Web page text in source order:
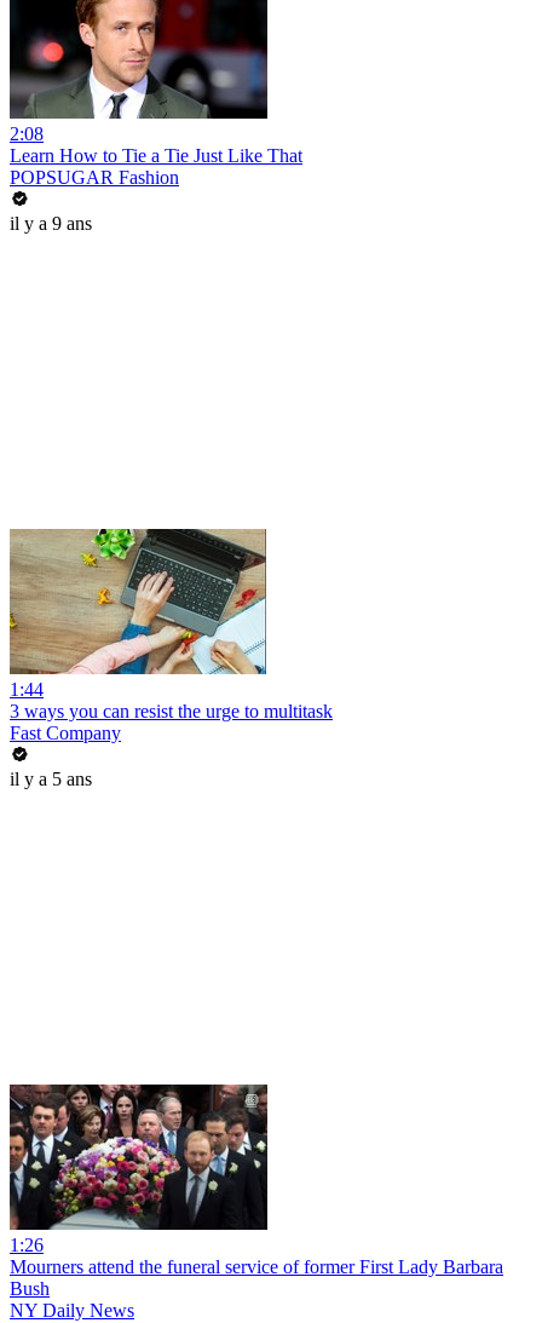
2:08
Learn How to Tie a Tie Just Like That
POPSUGAR Fashion
il y a 9 ans
1:44
3 ways you can resist the urge to multitask
Fast Company
il y a 5 ans
1:26
Mourners attend the funeral service of former First Lady Barbara
Bush
NY Daily News